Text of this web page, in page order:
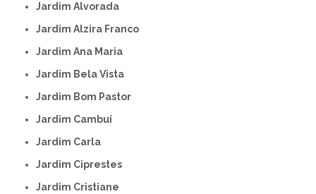
Jardim Alvorada
Jardim Alzira Franco
Jardim Ana Maria
Jardim Bela Vista
Jardim Bom Pastor
Jardim Cambuí
Jardim Carla
Jardim Ciprestes
Jardim Cristiane